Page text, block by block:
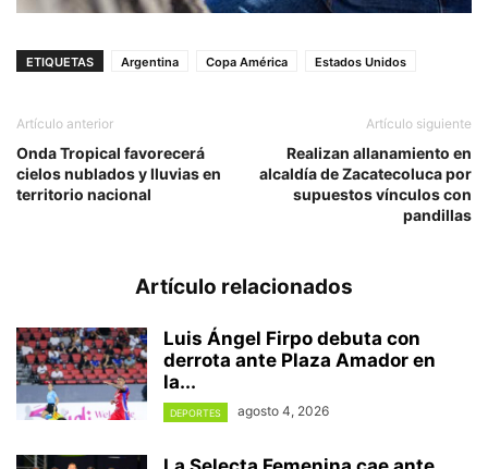
ETIQUETAS Argentina Copa América Estados Unidos
Artículo anterior
Onda Tropical favorecerá
cielos nublados y lluvias en
territorio nacional
Artículo siguiente
Realizan allanamiento en
alcaldía de Zacatecoluca por
supuestos vínculos con
pandillas
Artículo relacionados
Luis Ángel Firpo debuta con
derrota ante Plaza Amador en
la...
DEPORTES agosto 4, 2026